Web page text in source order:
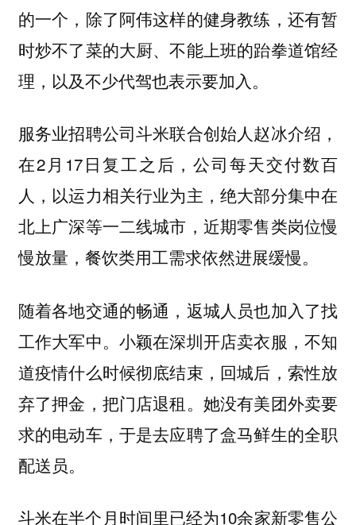
的一个，除了阿伟这样的健身教练，还有暂
时炒不了菜的大厨、不能上班的跆拳道馆经
理，以及不少代驾也表示要加入。
服务业招聘公司斗米联合创始人赵冰介绍，
在2月17日复工之后，公司每天交付数百
人，以运力相关行业为主，绝大部分集中在
北上广深等一二线城市，近期零售类岗位慢
慢放量，餐饮类用工需求依然进展缓慢。
随着各地交通的畅通，返城人员也加入了找
工作大军中。小颖在深圳开店卖衣服，不知
道疫情什么时候彻底结束，回城后，索性放
弃了押金，把门店退租。她没有美团外卖要
求的电动车，于是去应聘了盒马鲜生的全职
配送员。
斗米在半个月时间里已经为10余家新零售公